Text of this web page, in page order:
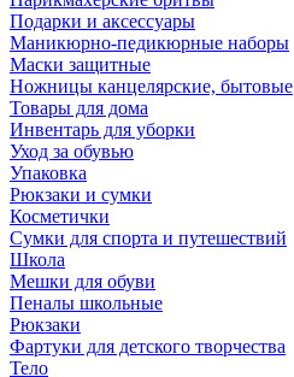
Подарки и аксессуары
Маникюрно-педикюрные наборы
Маски защитные
Ножницы канцелярские, бытовые
Товары для дома
Инвентарь для уборки
Уход за обувью
Упаковка
Рюкзаки и сумки
Косметички
Сумки для спорта и путешествий
Школа
Мешки для обуви
Пеналы школьные
Рюкзаки
Фартуки для детского творчества
Тело